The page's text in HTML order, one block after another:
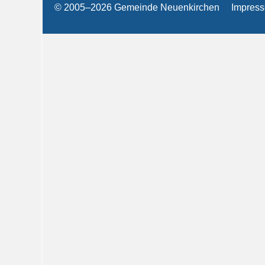
© 2005–2026 Gemeinde Neuenkirchen